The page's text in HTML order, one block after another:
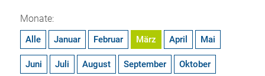
Monate:
Alle Januar Februar März April Mai
Juni Juli August September Oktober